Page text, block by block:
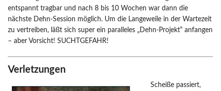
entspannt tragbar und nach 8 bis 10 Wochen war dann die
nächste Dehn-Session möglich. Um die Langeweile in der Wartezeit
zu vertreiben, läßt sich super ein paralleles „Dehn-Projekt“ anfangen
– aber Vorsicht! SUCHTGEFAHR!
Verletzungen
Scheiße passiert,